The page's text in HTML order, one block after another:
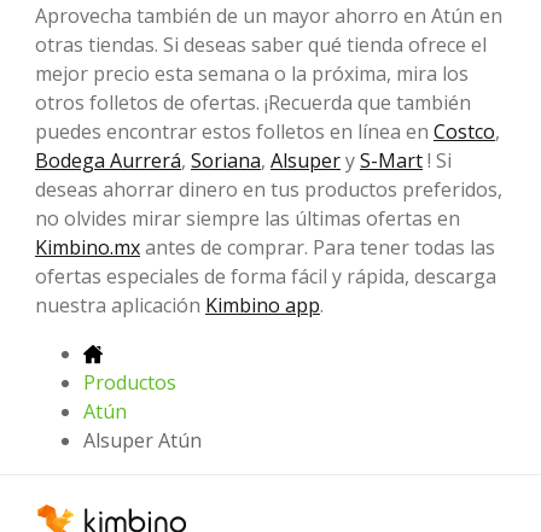
Aprovecha también de un mayor ahorro en Atún en
otras tiendas. Si deseas saber qué tienda ofrece el
mejor precio esta semana o la próxima, mira los
otros folletos de ofertas. ¡Recuerda que también
puedes encontrar estos folletos en línea en Costco,
Bodega Aurrerá, Soriana, AlsuperyS-Mart! Si
deseas ahorrar dinero en tus productos preferidos,
no olvides mirar siempre las últimas ofertas en
Kimbino.mxantes de comprar. Para tener todas las
ofertas especiales de forma fácil y rápida, descarga
nuestra aplicación Kimbino app.
Productos
Atún
Alsuper Atún